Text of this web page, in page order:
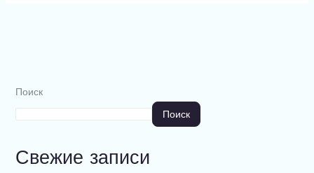
Поиск
Поиск
Свежие записи